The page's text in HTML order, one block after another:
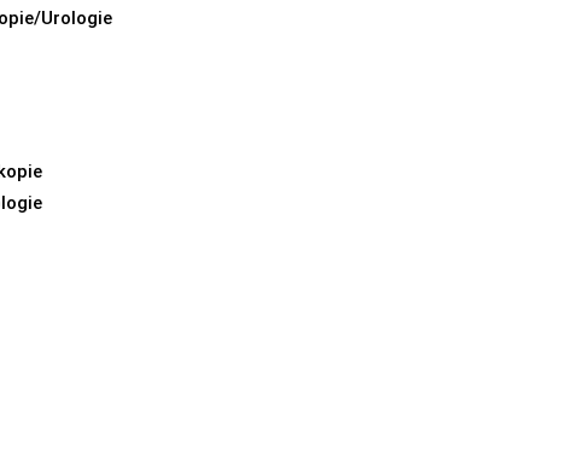
Urologie
134 °C / 273 °F
134 °C / 273 °F
134 °C / 273 °F